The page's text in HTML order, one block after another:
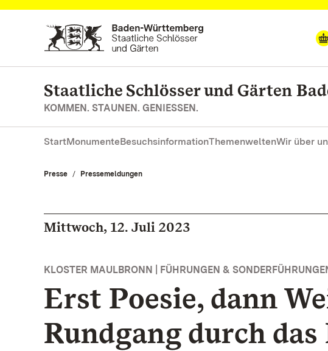
Zum Hauptinhalt springen
Staatliche Schlösser und Gärten
KOMMEN. STAUNEN. GENIESSEN.
StartMonumenteBesuchsinformationThemenweltenWir über
Presse Pressemeldungen
Mittwoch, 12. Juli 2023
KLOSTER MAULBRONN | FÜHRUNGEN &
Erst Poesie, dann
Rundgang durch